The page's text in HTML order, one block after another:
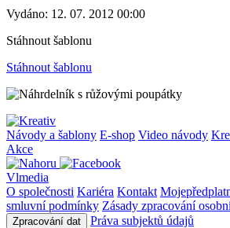
Vydáno: 12. 07. 2012 00:00
Stáhnout šablonu
Stáhnout šablonu
Návody a šablony E-shop Video návody
Akce
Vlmedia
O společnosti Kariéra Kontakt
smluvní podmínky Zásady zpracování
Zpracování dat
Práva subjektů údajů